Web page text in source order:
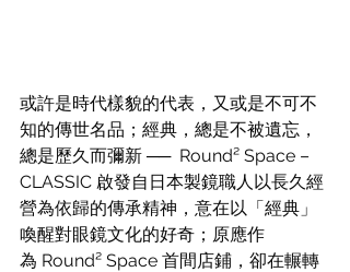
或許是時代樣貌的代表，又或是不可不
知的傳世名品；經典，總是不被遺忘，
總是歷久而彌新 ──  Round² Space –
CLASSIC 啟發自日本製鏡職人以長久經
營為依歸的傳承精神，意在以「經典」
喚醒對眼鏡文化的好奇；原應作
為 Round² Space 首間店鋪，卻在輾轉